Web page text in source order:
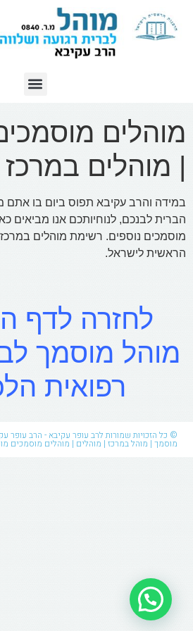
מוהלים
| מוהלים במרכז
במידה והרב עקיבא תפוס ביום בו אתם
הברית לבנכם, לנוחיותכם אנו מביאים
מוסמכים נוספים. רשימת מוהלים
הראשית לישראל.
לחזרה לדף
מוהל מוסמך
רפואית
© כל הזכויות שמורות לרב עופר עקיבא - הרב עופר
מוסמך | מוהל במרכז | מוהלים | מוהלים מוסמכים